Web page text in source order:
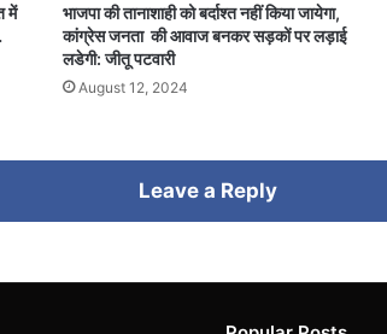
में
भाजपा की तानाशाही को बर्दाश्त नहीं किया जायेगा,
कांग्रेस जनता की आवाज बनकर सड़कों पर लड़ाई
लडेगी: जीतू पटवारी
August 12, 2024
Leave a Reply